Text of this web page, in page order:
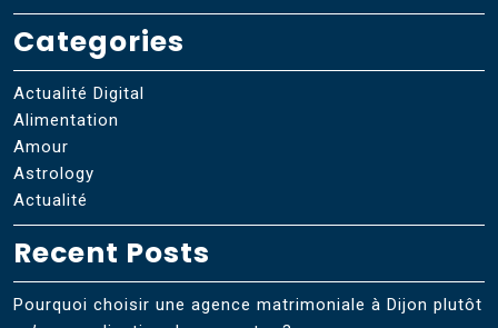
Categories
Actualité Digital
Alimentation
Amour
Astrology
Actualité
Recent Posts
Pourquoi choisir une agence matrimoniale à Dijon plutôt